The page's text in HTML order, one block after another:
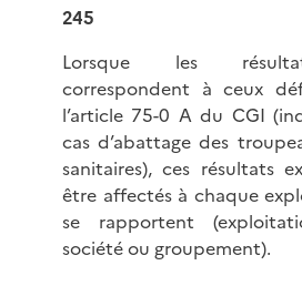
245
Lorsque les
correspondent à ceux
l’article 75-0 A du CGI
cas d’abattage des
sanitaires), ces résultats
être affectés à chaque
se rapportent
société ou groupement).